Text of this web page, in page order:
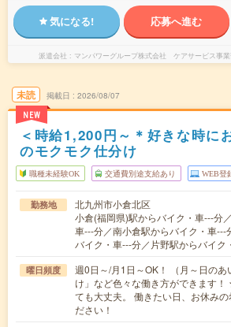
気になる! 応募へ進む
派遣会社 マンパワーグループ株式会社 ケアサービス事
未読
NEW
掲載日 2026/08/07
＜時給1,200円～＊好きな時に
のモクモク仕分け
職種未経験OK 交通費別途支給あり WEB登
勤務地
北九州市小倉北区
小倉(福岡県)駅からバイク・車---分
車---分／南小倉駅からバイク・車---
バイク・車---分／片野駅からバイク
曜日頻度
週0日～/月1日～OK！ （月～日の
け」など色々な働き方ができます
ても大丈夫。 働きたい日、お休み
ださい！